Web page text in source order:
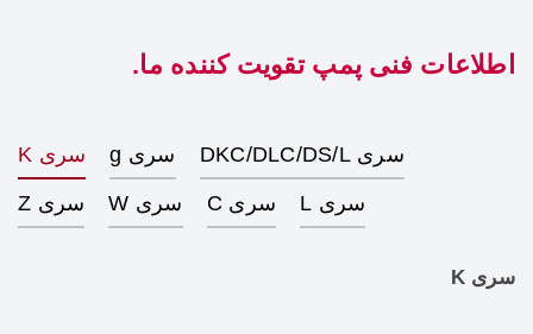
اطلاعات فنی پمپ تقویت کننده ما.
سری K سری g سری DKC/DLC/DS/L
سری Z سری W سری C سری L
سری K